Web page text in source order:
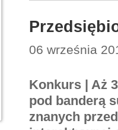
06 września
Konkurs | Aż
pod banderą
znanych